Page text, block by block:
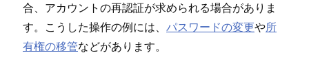
合⁠、アカウントの再認証が求められる場合がありま
す⁠。こうした操作の例には⁠、 パスワ⁠ードの変更や所
有権の移管などがあります⁠。